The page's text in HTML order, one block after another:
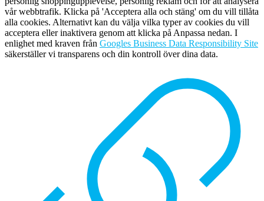
vår webbtrafik. Klicka på 'Acceptera alla och stäng' om du vill tillåta
alla cookies. Alternativt kan du välja vilka typer av cookies du vill
acceptera eller inaktivera genom att klicka på Anpassa nedan. I
enlighet med kraven från Googles Business Data Responsibility Site
säkerställer vi transparens och din kontroll över dina data.